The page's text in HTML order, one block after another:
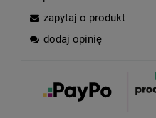
zapytaj o produkt
dodaj opinię